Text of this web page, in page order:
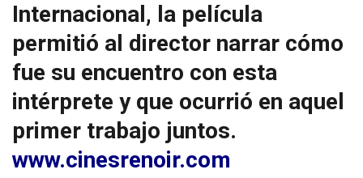
Internacional, la película
permitió al director narrar cómo
fue su encuentro con esta
intérprete y que ocurrió en aquel
primer trabajo juntos.
www.cinesrenoir.com